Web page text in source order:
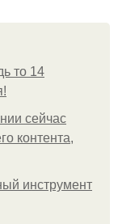
то 14
сейчас
контента,
инструмент